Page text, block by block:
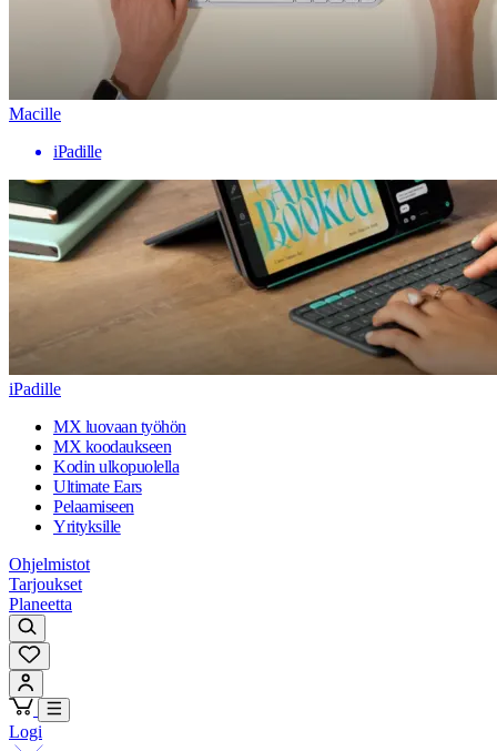
Macille
iPadille
iPadille
MX luovaan työhön
MX koodaukseen
Kodin ulkopuolella
Ultimate Ears
Pelaamiseen
Yrityksille
Ohjelmistot
Tarjoukset
Planeetta
Logi